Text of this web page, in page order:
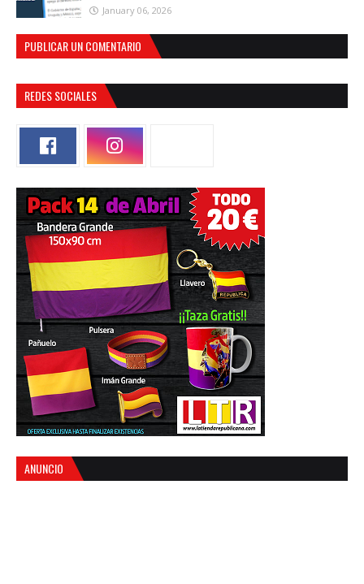
January 06, 2026
PUBLICAR UN COMENTARIO
REDES SOCIALES
ANUNCIO